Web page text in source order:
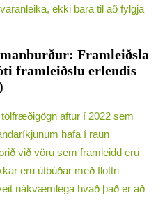
ekki bara til að fylgja
Framleiðsla
framleiðslu erlendis
aftur í 2022 sem
hafa í raun
við vöru sem framleidd eru
eru útbúðar með flottri
nákvæmlega hvað það er að